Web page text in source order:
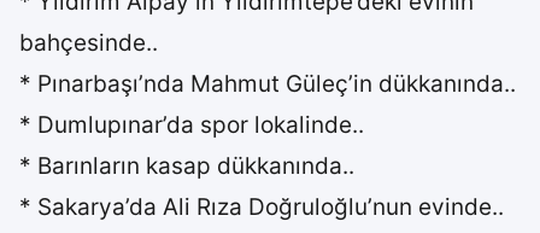
bahçesinde..
* Pınarbaşı’nda Mahmut Güleç’in dükkanında..
* Dumlupınar’da spor lokalinde..
* Barınların kasap dükkanında..
* Sakarya’da Ali Rıza Doğruloğlu’nun evinde..